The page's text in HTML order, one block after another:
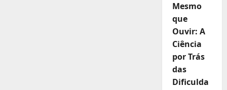
Mesmo
que
Ouvir: A
Ciência
por Trás
das
Dificulda